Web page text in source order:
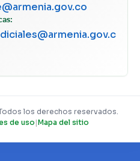
los derechos reservados.
de uso |Mapa del sitio